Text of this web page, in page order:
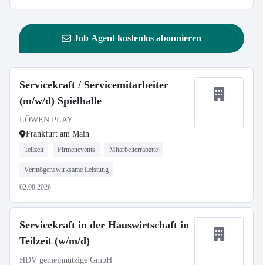
Job Agent kostenlos abonnieren
Servicekraft / Servicemitarbeiter
(m/w/d) Spielhalle
LÖWEN PLAY
Frankfurt am Main
Teilzeit Firmenevents Mitarbeiterrabatte
Vermögenswirksame Leistung
02.08.2026
Servicekraft in der Hauswirtschaft in
Teilzeit (w/m/d)
HDV gemeinnützige GmbH